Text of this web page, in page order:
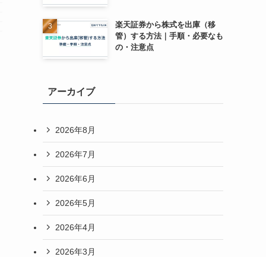
楽天証券から株式を出庫（移
管）する方法｜手順・必要なも
の・注意点
アーカイブ
2026年8月
2026年7月
2026年6月
2026年5月
2026年4月
2026年3月